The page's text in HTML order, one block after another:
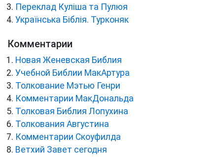
Переклад Куліша та Пулюя
Українська Біблія. Турконяк
Комментарии
Новая Женевская Библия
Учебной Библии МакАртура
Толкование Мэтью Генри
Комментарии МакДональда
Толковая Библия Лопухина
Толкования Августина
Комментарии Скоуфилда
Ветхий Завет сегодня